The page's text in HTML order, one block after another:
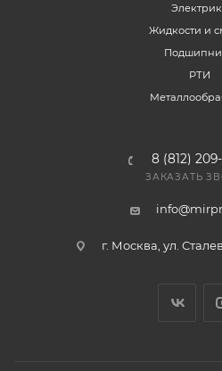
Жидкости и
РТИ
8 (812)
ЗАКАЗАТЬ
г. Москва, ул.